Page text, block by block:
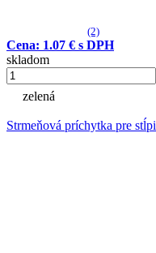
(2)
Cena: 1.07 € s DPH
skladom
zelená
Strmeňová príchytka pre